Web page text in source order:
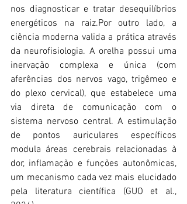
nos diagnosticar e tratar desequilíbrios
energéticos na raiz.Por outro lado, a
ciência moderna valida a prática através
da neurofisiologia. A orelha possui uma
inervação complexa e única (com
aferências dos nervos vago, trigêmeo e
do plexo cervical), que estabelece uma
via direta de comunicação com o
sistema nervoso central. A estimulação
de pontos auriculares específicos
modula áreas cerebrais relacionadas à
dor, inflamação e funções autonômicas,
um mecanismo cada vez mais elucidado
pela literatura científica (GUO et al.,